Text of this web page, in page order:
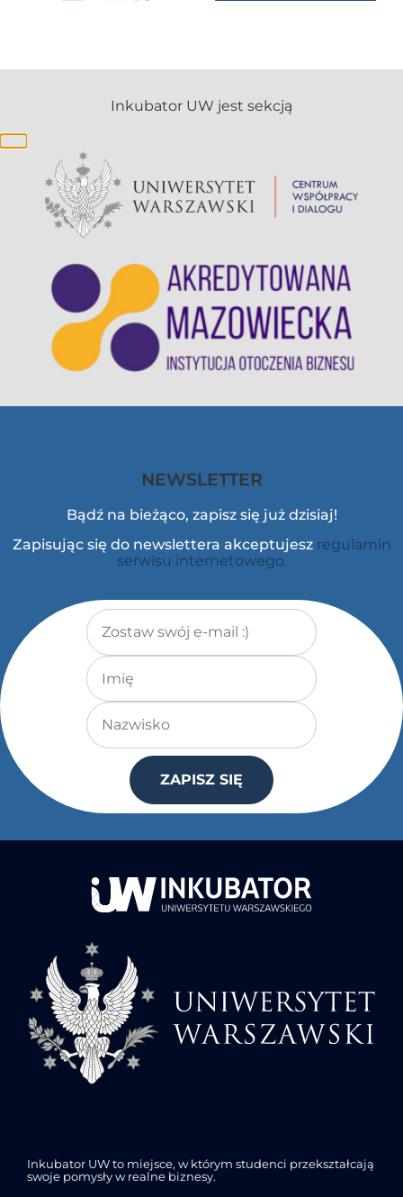
NEWSLETTER
Bądź na bieżąco, zapisz się już dzisiaj!
Zapisując się do newslettera akceptujesz regulamin
serwisu internetowego.
Adres e-mail*
Imię
Nazwisko
ZAPISZ SIĘ
Inkubator UW to miejsce, w którym studenci przekształcają
swoje pomysły w realne biznesy.